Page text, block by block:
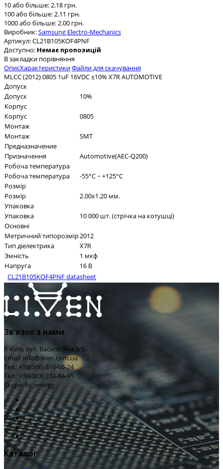
10 або більше: 2.18 грн.
100 або більше: 2.11 грн.
1000 або більше: 2.00 грн.
Виробник:Samsung Electro-Mechanics
Артикул:CL21B105KOF4PNF
Доступно: Немає пропозицій
В закладки порівняння
ОписХарактеристикиФайли для скачування
MLCC (2012) 0805 1uF 16VDC ±10% X7R AUTOMOTIVE
Допуск
Допуск
10%
Корпус
Корпус
0805
Монтаж
Монтаж
SMT
Предназначение
Призначення
Automotive(AEC-Q200)
Робоча температура
Робоча температура
-55°C ~ +125°C
Розмір
Розмір
2.00x1.20 мм.
Упаковка
Упаковка
10 000 шт. (стрічка на котушці)
Основні
Метричний типорозмір2012
Тип діелектрика
X7R
Эмність
1 мкф
Напруга
16 В
CL21B105KOF4PNF datasheet
Зв'язок з нами
г. Київ, вул. Василя Яна 3/5
Email: info@liven.com.ua
Тел.: +38(066) 676-66-24
Тел.: +38(063) 234-84-95
Skype: liv_energy
Каталог